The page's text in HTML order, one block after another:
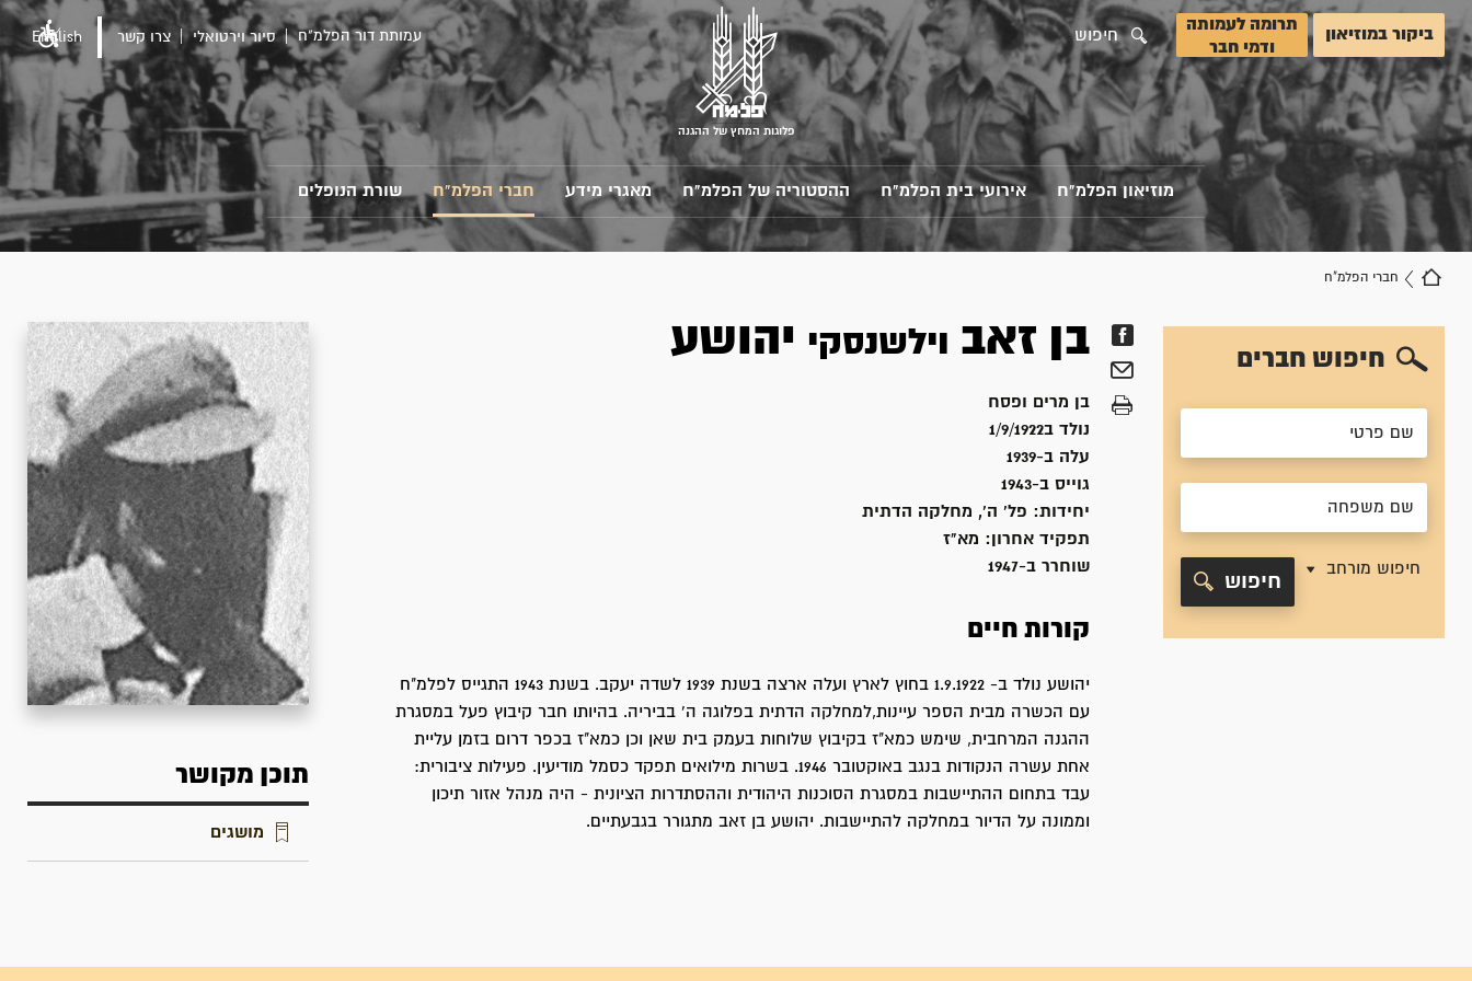
ביקור במוזיאון
תרומה לעמותה
ודמי חבר
חיפוש
פלוגות המחץ של ההגנה
עמותת דור הפלמ"ח סיור וירטואלי צרו קשר English
מוזיאון הפלמ"ח אירועי בית הפלמ"ח ההסטוריה של הפלמ"ח מאגרי מידע חברי הפלמ"ח שורת הנופלים
חברי הפלמ"ח
חיפוש חברים
חיפוש מורחב
חיפוש
בן זאב וילשנסקי יהושע
בן מרים ופסח
נולד ב1/9/1922
עלה ב-1939
גוייס ב-1943
יחידות: פל' ה', מחלקה הדתית
תפקיד אחרון: מא"ז
שוחרר ב-1947
קורות חיים
יהושע נולד ב- 1.9.1922 בחוץ לארץ ועלה ארצה בשנת 1939 לשדה יעקב. בשנת 1943 התגייס לפלמ"ח
עם הכשרה מבית הספר עיינות,למחלקה הדתית בפלוגה ה' בביריה. בהיותו חבר קיבוץ פעל במסגרת
ההגנה המרחבית, שימש כמא"ז בקיבוץ שלוחות בעמק בית שאן וכן כמא"ז בכפר דרום בזמן עליית
אחת עשרה הנקודות בנגב באוקטובר 1946. בשרות מילואים תפקד כסמל מודיעין. פעילות ציבורית:
עבד בתחום ההתיישבות במסגרת הסוכנות היהודית וההסתדרות הציונית - היה מנהל אזור תיכון
וממונה על הדיור במחלקה להתיישבות. יהושע בן זאב מתגורר בגבעתיים.
תוכן מקושר
מושגים